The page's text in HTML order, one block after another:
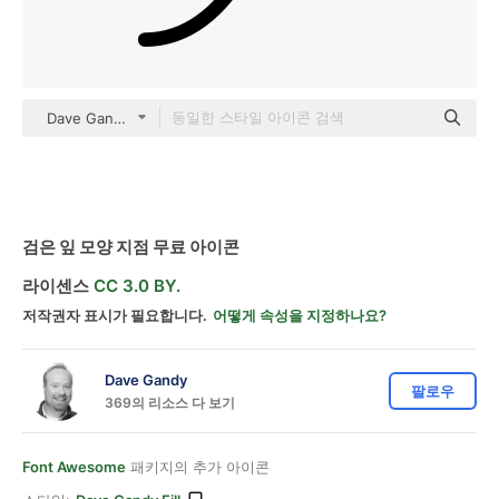
Dave Gandy Fill
검은 잎 모양 지점 무료 아이콘
라이센스 CC 3.0 BY.
저작권자 표시가 필요합니다. 어떻게 속성을 지정하나요?
Dave Gandy
369의 리소스 다 보기
팔로우
Font Awesome 패키지의 추가 아이콘